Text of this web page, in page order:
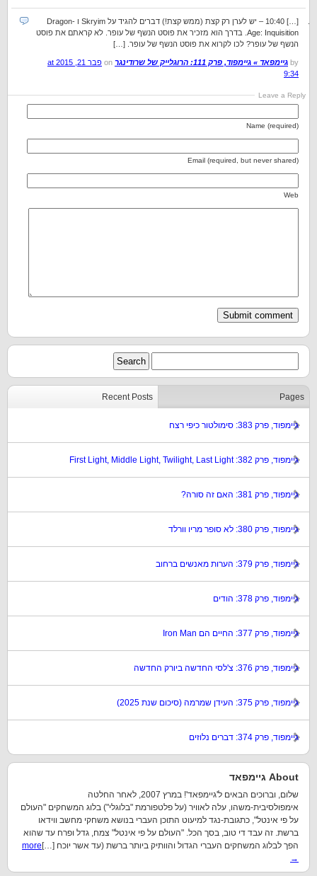
[…] 10:40 – יש לערן רק קצת (ממש קצת!) דברים להגיד על Skryim ו -Dragon
Age: Inquisition. בדרך הוא מזכיר את פוסט הנשף של עופר. לא קראתם את פוסט
הנשף של עופר? לכו לקרוא את פוסט הנשף של עופר. […]
by גיימפאד » גיימפוד, פרק 111: הרוגלייק של שרודינגר
פבר 21, 2015 at
9:34
Leave a Reply
Name (required)
Email (required, but never shared)
Web
Recent Posts Pages
גיימפוד, פרק 383: סימולטור כיפי רצח
גיימפוד, פרק 382: First Light, Middle Light, Twilight, Last Light
גיימפוד, פרק 381: האם זה סורה?
גיימפוד, פרק 380: לא סופר מריו וורלד
גיימפוד, פרק 379: הערות מאנשים ברחוב
גיימפוד, פרק 378: הודים
גיימפוד, פרק 377: החיים הם Iron Man
גיימפוד, פרק 376: צ'לסי החדשה ביורק החדשה
גיימפוד, פרק 375: העידן שמרמה (סיכום שנת 2025)
גיימפוד, פרק 374: דברים נלוזים
About גיימפאד
שלום, וברוכים הבאים ל'גיימפאד'! במרץ 2007, לאחר החלטה
אימפולסיבית-משהו, עלה לאוויר (על פלטפורמת "בלוגלי") בלוג המשחקים "העולם
על פי אינטל", כתגובת-נגד למיעוט התוכן העברי בנושא משחקי מחשב ווידאו
ברשת. זה עבד די טוב, בסך הכל. "העולם על פי אינטל" צמח, גדל ופרח עד שהוא
הפך לבלוג המשחקים העברי הגדול והוותיק ביותר ברשת (עד אשר יוכח […] more
→